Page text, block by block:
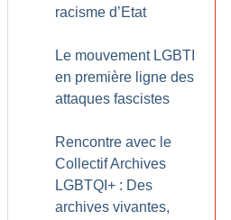
racisme d’Etat
Le mouvement LGBTI
en première ligne des
attaques fascistes
Rencontre avec le
Collectif Archives
LGBTQI+ : Des
archives vivantes,